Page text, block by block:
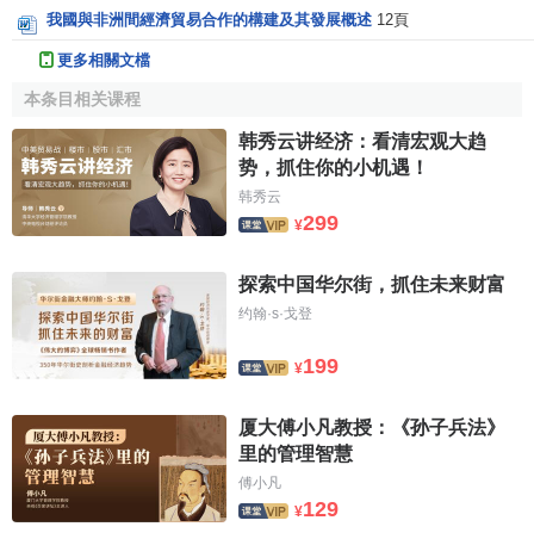
運費。
（4）經濟體制
在統制經濟的條件下，商品經濟被壓抑，地區貿易往來
缺乏雄厚的基礎，同時地區之間的經濟往來包括貿易往來也
被壓抑，政府決定代替了市場主體的獨立自主， 行政
替了地區貿易自由，自然使得地區間的貿易往來受到嚴重的
束縛，難以正常發展。而在市場經濟的條件下，商品經濟蓬
地區間的貿易往來。在市場經濟的條件下，貿易往來的主體
企業，企業的積極性、主動性和創造性大增，地區間的貿
易往來會空前地繁榮。在統制經濟體制條件下，在
方面必然要實行違反社會分工的、獨立的、無所不包的生產
要輸出的原材料被截留而不能輸出，不僅優材不得優用，相
反磨滅了地區貿易往來的客觀基礎。在流通政策方面勢必要
實行地方封鎖，按行政區域、按
行政命令
濟上合理的地區貿易往來，而在市場經濟體制的條件下，產
我國與非洲間經濟貿易合作的構建及其發展概述 12頁
更多相關文檔
本条目相关课程
韩秀云讲经济：看清宏观大趋
势，抓住你的小机遇！
韩秀云
¥299
探索中国华尔街，抓住未来财富
约翰·s·戈登
¥199
厦大傅小凡教授：《孙子兵法》
里的管理智慧
傅小凡
¥129